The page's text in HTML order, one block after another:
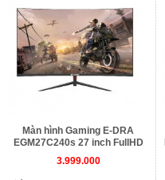
Màn hình Gaming E-DRA
EGM27C240s 27 inch FullHD
240hz
3.999.000